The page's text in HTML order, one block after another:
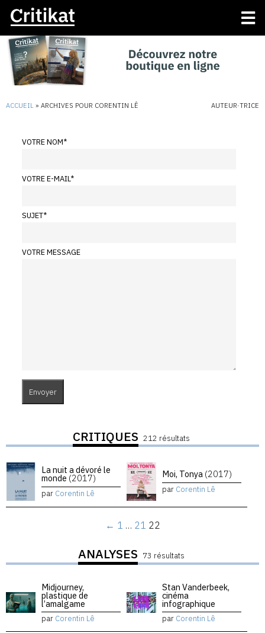
ACCUEIL » ARCHIVES POUR CORENTIN LÊ AUTEUR·TRICE
VOTRE NOM*
VOTRE E-MAIL*
SUJET*
VOTRE MESSAGE
CRITIQUES 212 résultats
La nuit a dévoré le
monde (2017)
par Corentin Lê
Moi, Tonya (2017)
par Corentin Lê
← 1 … 21 22
ANALYSES 73 résultats
Midjourney,
plastique de
l’amalgame
par Corentin Lê
Stan Vanderbeek,
cinéma
infographique
par Corentin Lê